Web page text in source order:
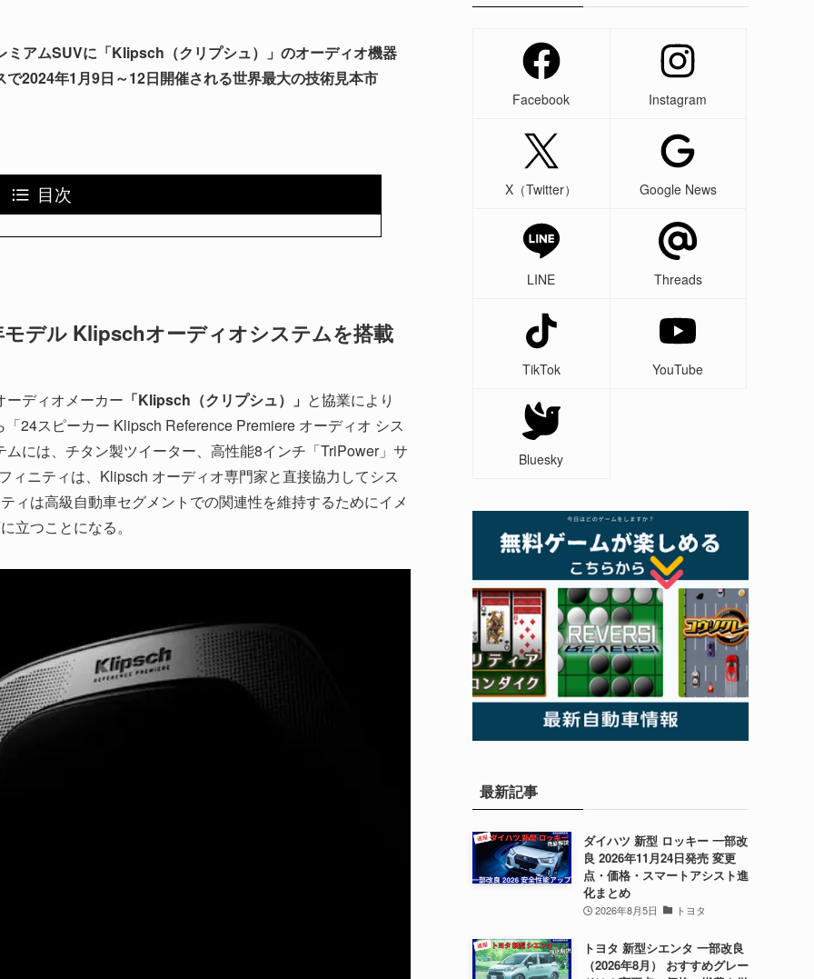
アムSUVに「Klipsch（クリプシュ）」のオーディオ機器
2024年1月9日～12日開催される世界最大の技術見本市
目次
デル Klipschオーディオシステムを搭載
ーディオメーカー 「Klipsch（クリプシュ）」 と協業により
24スピーカー Klipsch Reference Premiere オーディオ シス
には、チタン製ツイーター、高性能8インチ「TriPower」サ
ィニティは、Klipsch オーディオ専門家と直接協力してシス​​
ィは高級自動車セグメントでの関連性を維持するためにイメ
立つことになる。
Facebook Instagram
X（Twitter） Google News
LINE Threads
TikTok YouTube
Bluesky
最新記事
ダイハツ 新型 ロッキー 一部改
良 2026年11月24日発売 変更
点・価格・スマートアシスト進
化まとめ
2026年8月5日 トヨタ
トヨタ 新型シエンタ 一部改良
（2026年8月） おすすめグレー